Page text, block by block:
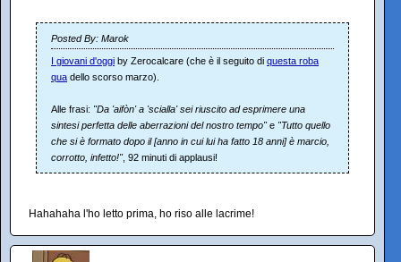
Posted By: Marok
I giovani d'oggi by Zerocalcare (che è il seguito di questa roba
qua dello scorso marzo).
Alle frasi: "Da 'aifòn' a 'scialla' sei riuscito ad esprimere una
sintesi perfetta delle aberrazioni del nostro tempo"e "Tutto quello
che si è formato dopo il [anno in cui lui ha fatto 18 anni] è marcio,
corrotto, infetto!", 92 minuti di applausi!
Hahahaha l'ho letto prima, ho riso alle lacrime!